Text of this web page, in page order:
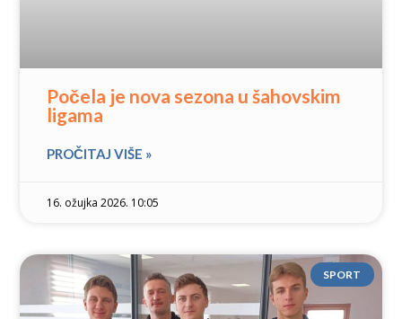
Počela je nova sezona u šahovskim
ligama
PROČITAJ VIŠE »
16. ožujka 2026. 10:05
SPORT